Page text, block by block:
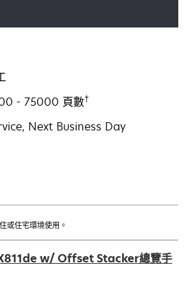
- 75000 頁數†
Next Business Day
或住宅環境使用。
w/ Offset Stacker總覽手